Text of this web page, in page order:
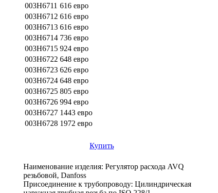
003H6711 616 евро
003H6712 616 евро
003H6713 616 евро
003H6714 736 евро
003H6715 924 евро
003H6722 648 евро
003H6723 626 евро
003H6724 648 евро
003H6725 805 евро
003H6726 994 евро
003H6727 1443 евро
003H6728 1972 евро
Купить
Наименование изделия: Регулятор расхода AVQ
резьбовой, Danfoss
Присоединение к трубопроводу: Цилиндрическая